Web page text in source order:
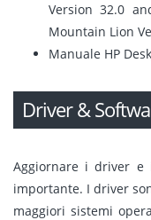
Version 32.0
Mountain Lion
Manuale HP
Driver &
Aggiornare i driver e
importante. I driver
maggiori sistemi